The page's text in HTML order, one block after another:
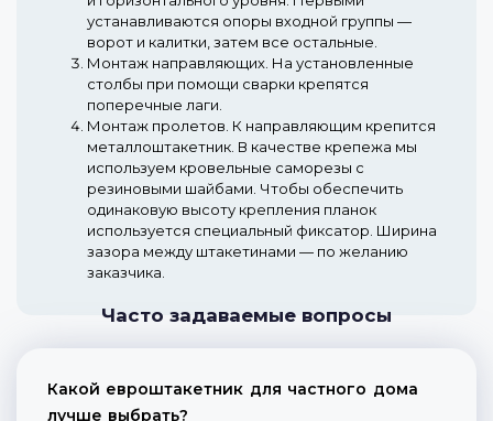
устанавливаются опоры входной группы —
ворот и калитки, затем все остальные.
Монтаж направляющих. На установленные
столбы при помощи сварки крепятся
поперечные лаги.
Монтаж пролетов. К направляющим крепится
металлоштакетник. В качестве крепежа мы
используем кровельные саморезы с
резиновыми шайбами. Чтобы обеспечить
одинаковую высоту крепления планок
используется специальный фиксатор. Ширина
зазора между штакетинами — по желанию
заказчика.
Часто задаваемые вопросы
Какой евроштакетник для частного дома
лучше выбрать?